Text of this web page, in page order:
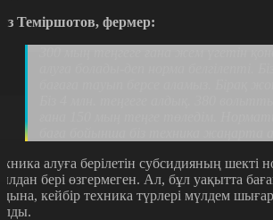
Теміршотов, фермер:
алуға берілетін субсидияның шекті
бері өзгермеген. Ал, бұл уақытта
кейбір техника түрлері мүлдем